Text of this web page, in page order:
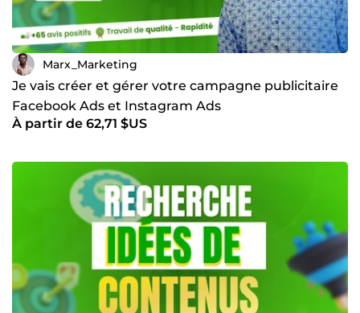
Marx_Marketing
Je vais créer et gérer votre campagne publicitaire
Facebook Ads et Instagram Ads
À partir de 62,71 $US